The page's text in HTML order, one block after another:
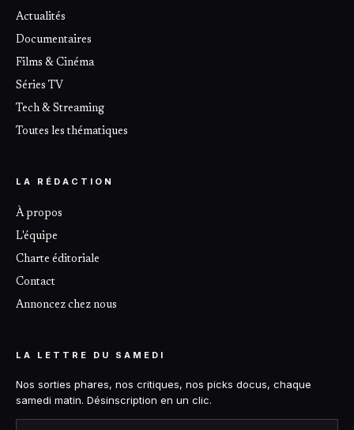
Actualités
Documentaires
Films & Cinéma
Séries TV
Tech & Streaming
Toutes les thématiques
LA RÉDACTION
À propos
L'équipe
Charte éditoriale
Contact
Annoncez chez nous
LA LETTRE DU SAMEDI
Nos sorties phares, nos critiques, nos picks docus, chaque
samedi matin. Désinscription en un clic.